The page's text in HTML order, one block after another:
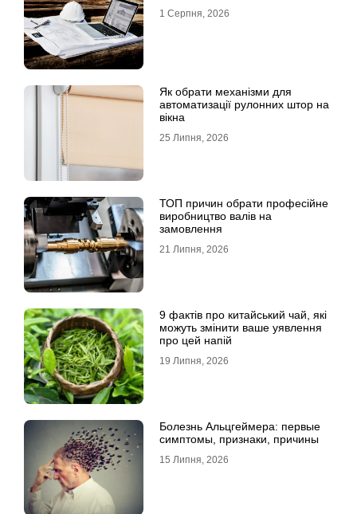
1 Серпня, 2026
Як обрати механізми для
автоматизації рулонних штор на
вікна
25 Липня, 2026
ТОП причин обрати професійне
виробництво валів на
замовлення
21 Липня, 2026
9 фактів про китайський чай, які
можуть змінити ваше уявлення
про цей напій
19 Липня, 2026
Болезнь Альцгеймера: первые
симптомы, признаки, причины
15 Липня, 2026